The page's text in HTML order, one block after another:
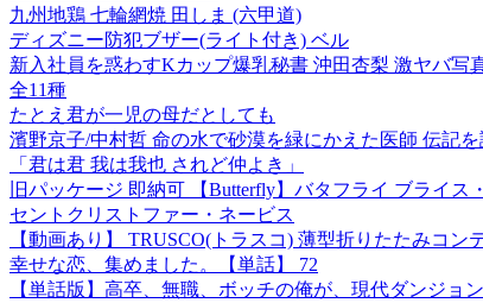
九州地鶏 七輪網焼 田しま (六甲道)
ディズニー防犯ブザー(ライト付き) ベル
新入社員を惑わすKカップ爆乳秘書 沖田杏梨 激ヤバ写
全11種
たとえ君が一児の母だとしても
濱野京子/中村哲 命の水で砂漠を緑にかえた医師 伝記を
「君は君 我は我也 されど仲よき」
旧パッケージ 即納可 【Butterfly】バタフライ ブライ
セントクリストファー・ネービス
【動画あり】 TRUSCO(トラスコ) 薄型折りたたみコ
幸せな恋、集めました。【単話】 72
【単話版】高卒、無職、ボッチの俺が、現代ダンジ